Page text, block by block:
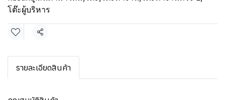
โต๊ะผู้บริหาร
แชร์
รายละเอียดสินค้า